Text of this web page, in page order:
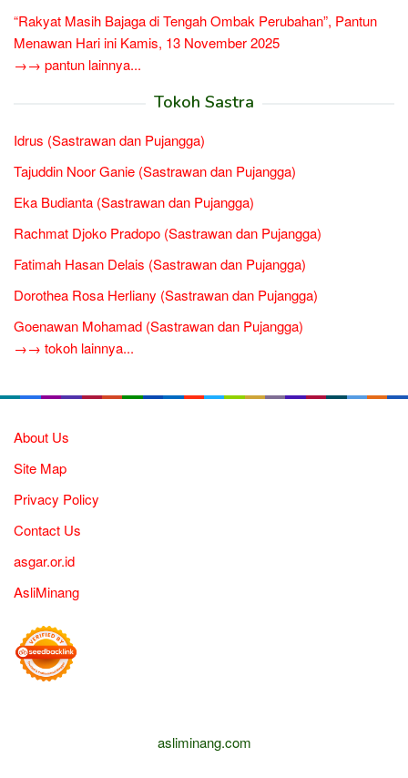
“Rakyat Masih Bajaga di Tengah Ombak Perubahan”, Pantun
Menawan Hari ini Kamis, 13 November 2025
→→ pantun lainnya...
Tokoh Sastra
Idrus (Sastrawan dan Pujangga)
Tajuddin Noor Ganie (Sastrawan dan Pujangga)
Eka Budianta (Sastrawan dan Pujangga)
Rachmat Djoko Pradopo (Sastrawan dan Pujangga)
Fatimah Hasan Delais (Sastrawan dan Pujangga)
Dorothea Rosa Herliany (Sastrawan dan Pujangga)
Goenawan Mohamad (Sastrawan dan Pujangga)
→→ tokoh lainnya...
About Us
Site Map
Privacy Policy
Contact Us
asgar.or.id
AsliMinang
asliminang.com